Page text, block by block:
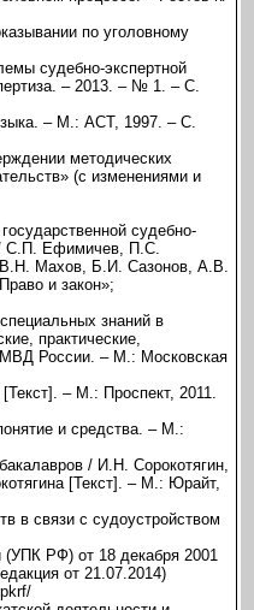
по уголовному
судебно-экспертной
– 2013. – № 1. – С.
– М.: АСТ, 1997. – С.
методических
(с изменениями и
судебно-
/ С.П. Ефимичев, П.С.
Махов, Б.И. Сазонов, А.В.
и закон»;
знаний в
практические,
МВД России. – М.: Московская
– М.: Проспект, 2011.
и средства. – М.:
/ И.Н. Сорокотягин,
[Текст]. – М.: Юрайт,
в связи с судоустройством
(УПК РФ) от 18 декабря 2001
от 21.07.2014)